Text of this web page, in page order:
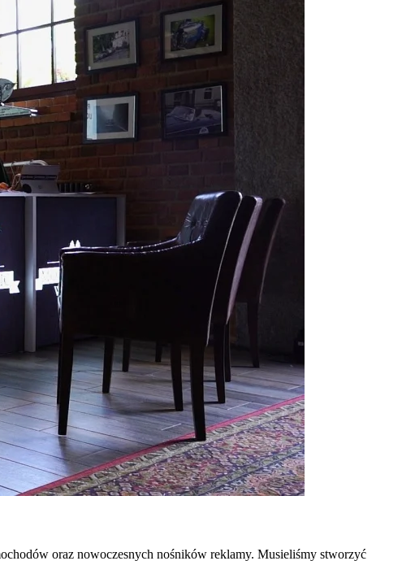
oraz nowoczesnych nośników reklamy. Musieliśmy stworzyć